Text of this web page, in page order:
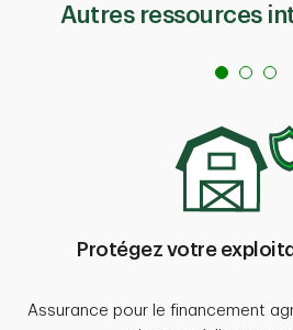
Autres ressources
Protégez votre
Assurance pour le financement